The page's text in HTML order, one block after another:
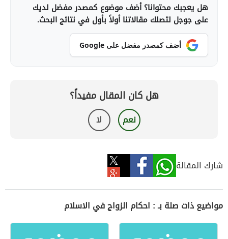
هل يعجبك محتوانا؟ أضف موضوع كمصدر مفضل لديك
على جوجل لتصلك مقالاتنا أولاً بأول في نتائج البحث.
أضف كمصدر مفضل على Google
هل كان المقال مفيداً؟
نعم لا
شارك المقالة
مواضيع ذات صلة بـ : احكام الزواج في الاسلام